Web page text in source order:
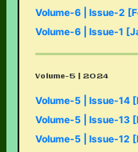
Volume-6 | Issue-2
Volume-6 | Issue-1
Volume-5 | 2024
Volume-5 | Issue-14
Volume-5 | Issue-13
Volume-5 | Issue-12